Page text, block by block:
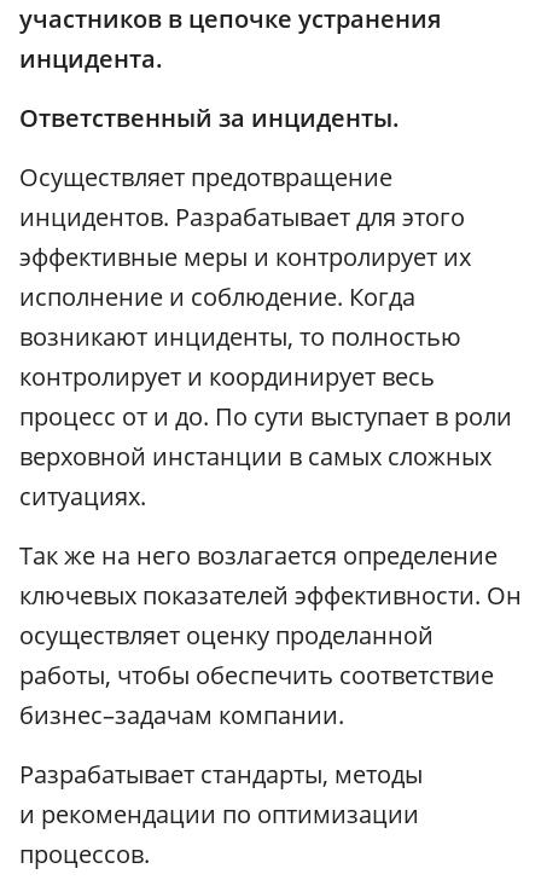
участников в цепочке устранения
инцидента.
Ответственный за инциденты.
Осуществляет предотвращение
инцидентов. Разрабатывает для этого
эффективные меры и контролирует их
исполнение и соблюдение. Когда
возникают инциденты, то полностью
контролирует и координирует весь
процесс от и до. По сути выступает в роли
верховной инстанции в самых сложных
ситуациях.
Так же на него возлагается определение
ключевых показателей эффективности. Он
осуществляет оценку проделанной
работы, чтобы обеспечить соответствие
бизнес–задачам компании.
Разрабатывает стандарты, методы
и рекомендации по оптимизации
процессов.